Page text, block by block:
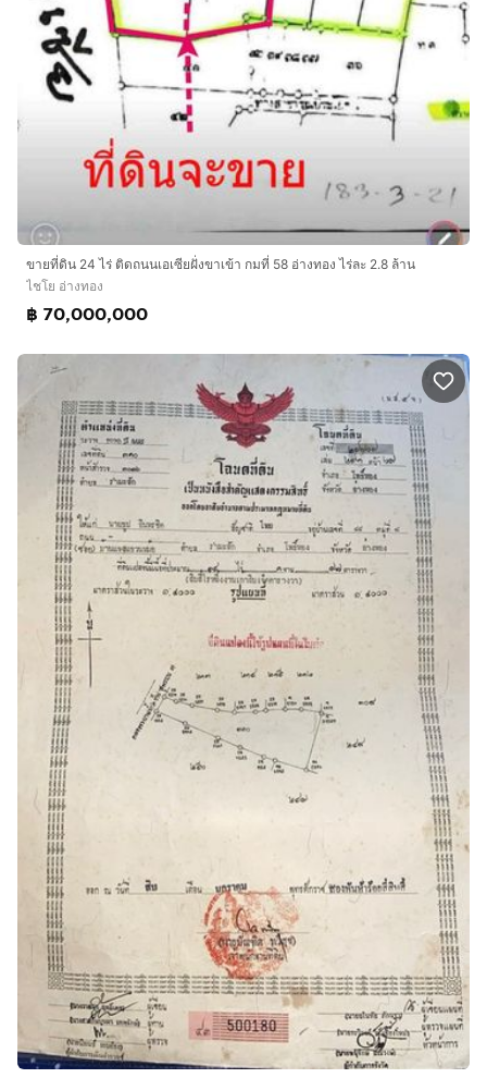
ขายที่ดิน 24 ไร่ ติดถนนเอเซียฝั่งขาเข้า กมที่ 58 อ่างทอง ไร่ละ 2.8 ล้าน
ไชโย อ่างทอง
฿ 70,000,000